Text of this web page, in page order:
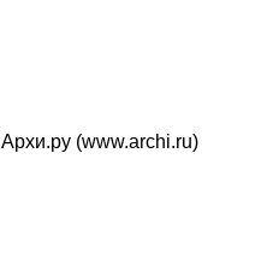
(www.archi.ru)